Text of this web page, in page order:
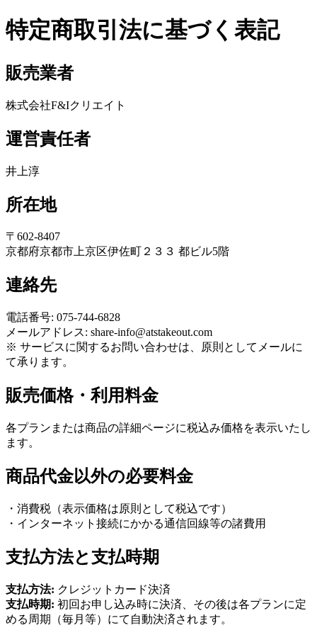
特定商取引法に基づく表記
販売業者
株式会社F&Iクリエイト
運営責任者
井上淳
所在地
〒602-8407
京都府京都市上京区伊佐町２３３ 都ビル5階
連絡先
電話番号: 075-744-6828
メールアドレス: share-info@atstakeout.com
※ サービスに関するお問い合わせは、原則としてメールに
て承ります。
販売価格・利用料金
各プランまたは商品の詳細ページに税込み価格を表示いたし
ます。
商品代金以外の必要料金
・消費税（表示価格は原則として税込です）
・インターネット接続にかかる通信回線等の諸費用
支払方法と支払時期
支払方法: クレジットカード決済
支払時期: 初回お申し込み時に決済、その後は各プランに定
める周期（毎月等）にて自動決済されます。